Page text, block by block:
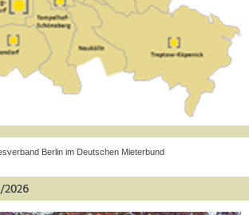
Berlin im Deutschen Mieterbund
2026